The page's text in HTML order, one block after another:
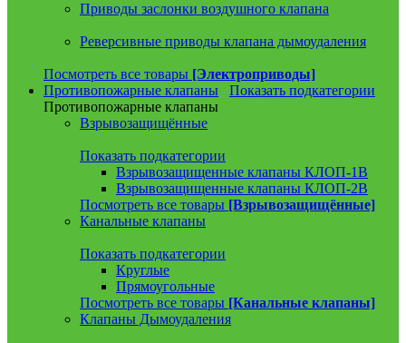
Приводы заслонки воздушного клапана
Реверсивные приводы клапана дымоудаления
Посмотреть все товары [Электроприводы]
Противопожарные клапаны
Показать подкатегории
Противопожарные клапаны
Взрывозащищённые
Показать подкатегории
Взрывозащищенные клапаны КЛОП-1В
Взрывозащищенные клапаны КЛОП-2В
Посмотреть все товары [Взрывозащищённые]
Канальные клапаны
Показать подкатегории
Круглые
Прямоугольные
Посмотреть все товары [Канальные клапаны]
Клапаны Дымоудаления